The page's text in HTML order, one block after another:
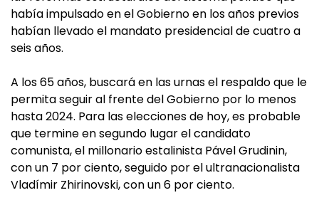
había impulsado en el Gobierno en los años previos
habían llevado el mandato presidencial de cuatro a
seis años.
A los 65 años, buscará en las urnas el respaldo que le
permita seguir al frente del Gobierno por lo menos
hasta 2024. Para las elecciones de hoy, es probable
que termine en segundo lugar el candidato
comunista, el millonario estalinista Pável Grudinin,
con un 7 por ciento, seguido por el ultranacionalista
Vladímir Zhirinovski, con un 6 por ciento.